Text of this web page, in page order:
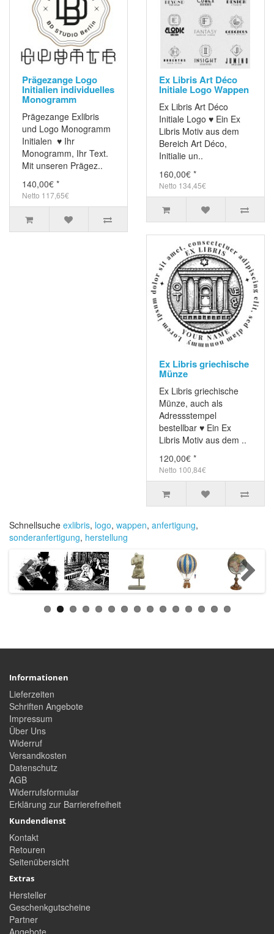
Prägezange Logo
Initialien individuelles
Monogramm
Prägezange Exlibris
und Logo Monogramm
Initialen ♥ Ihr
Monogramm, Ihr Text.
Mit unseren Prägez..
140,00€ *
Netto 117,65€
Ex Libris Art Déco
Initiale Logo Wappen
Ex Libris Art Déco
Initiale Logo ♥ Ein Ex
Libris Motiv aus dem
Bereich Art Déco,
Initialie un..
160,00€ *
Netto 134,45€
Ex Libris griechische
Münze
Ex Libris griechische
Münze, auch als
Adressstempel
bestellbar ♥ Ein Ex
Libris Motiv aus dem ..
120,00€ *
Netto 100,84€
Schnellsuche exlibris, logo, wappen, anfertigung,
sonderanfertigung, herstellung
Informationen
Lieferzeiten
Schriften Angebote
Impressum
Über Uns
Widerruf
Versandkosten
Datenschutz
AGB
Widerrufsformular
Erklärung zur Barrierefreiheit
Kundendienst
Kontakt
Retouren
Seitenübersicht
Extras
Hersteller
Geschenkgutscheine
Partner